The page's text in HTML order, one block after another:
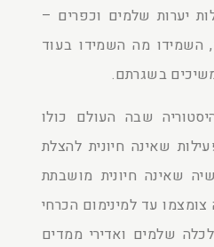
יערות שלמים וכפרים –
השמידו מה השמידו בעוד
בשגרתם.
שבה העולם כולו
שאינה חיונית להצלת
שאינה חיונית מושבתת
עד למינימום הכרחי
שלמים ואדירי ממדים